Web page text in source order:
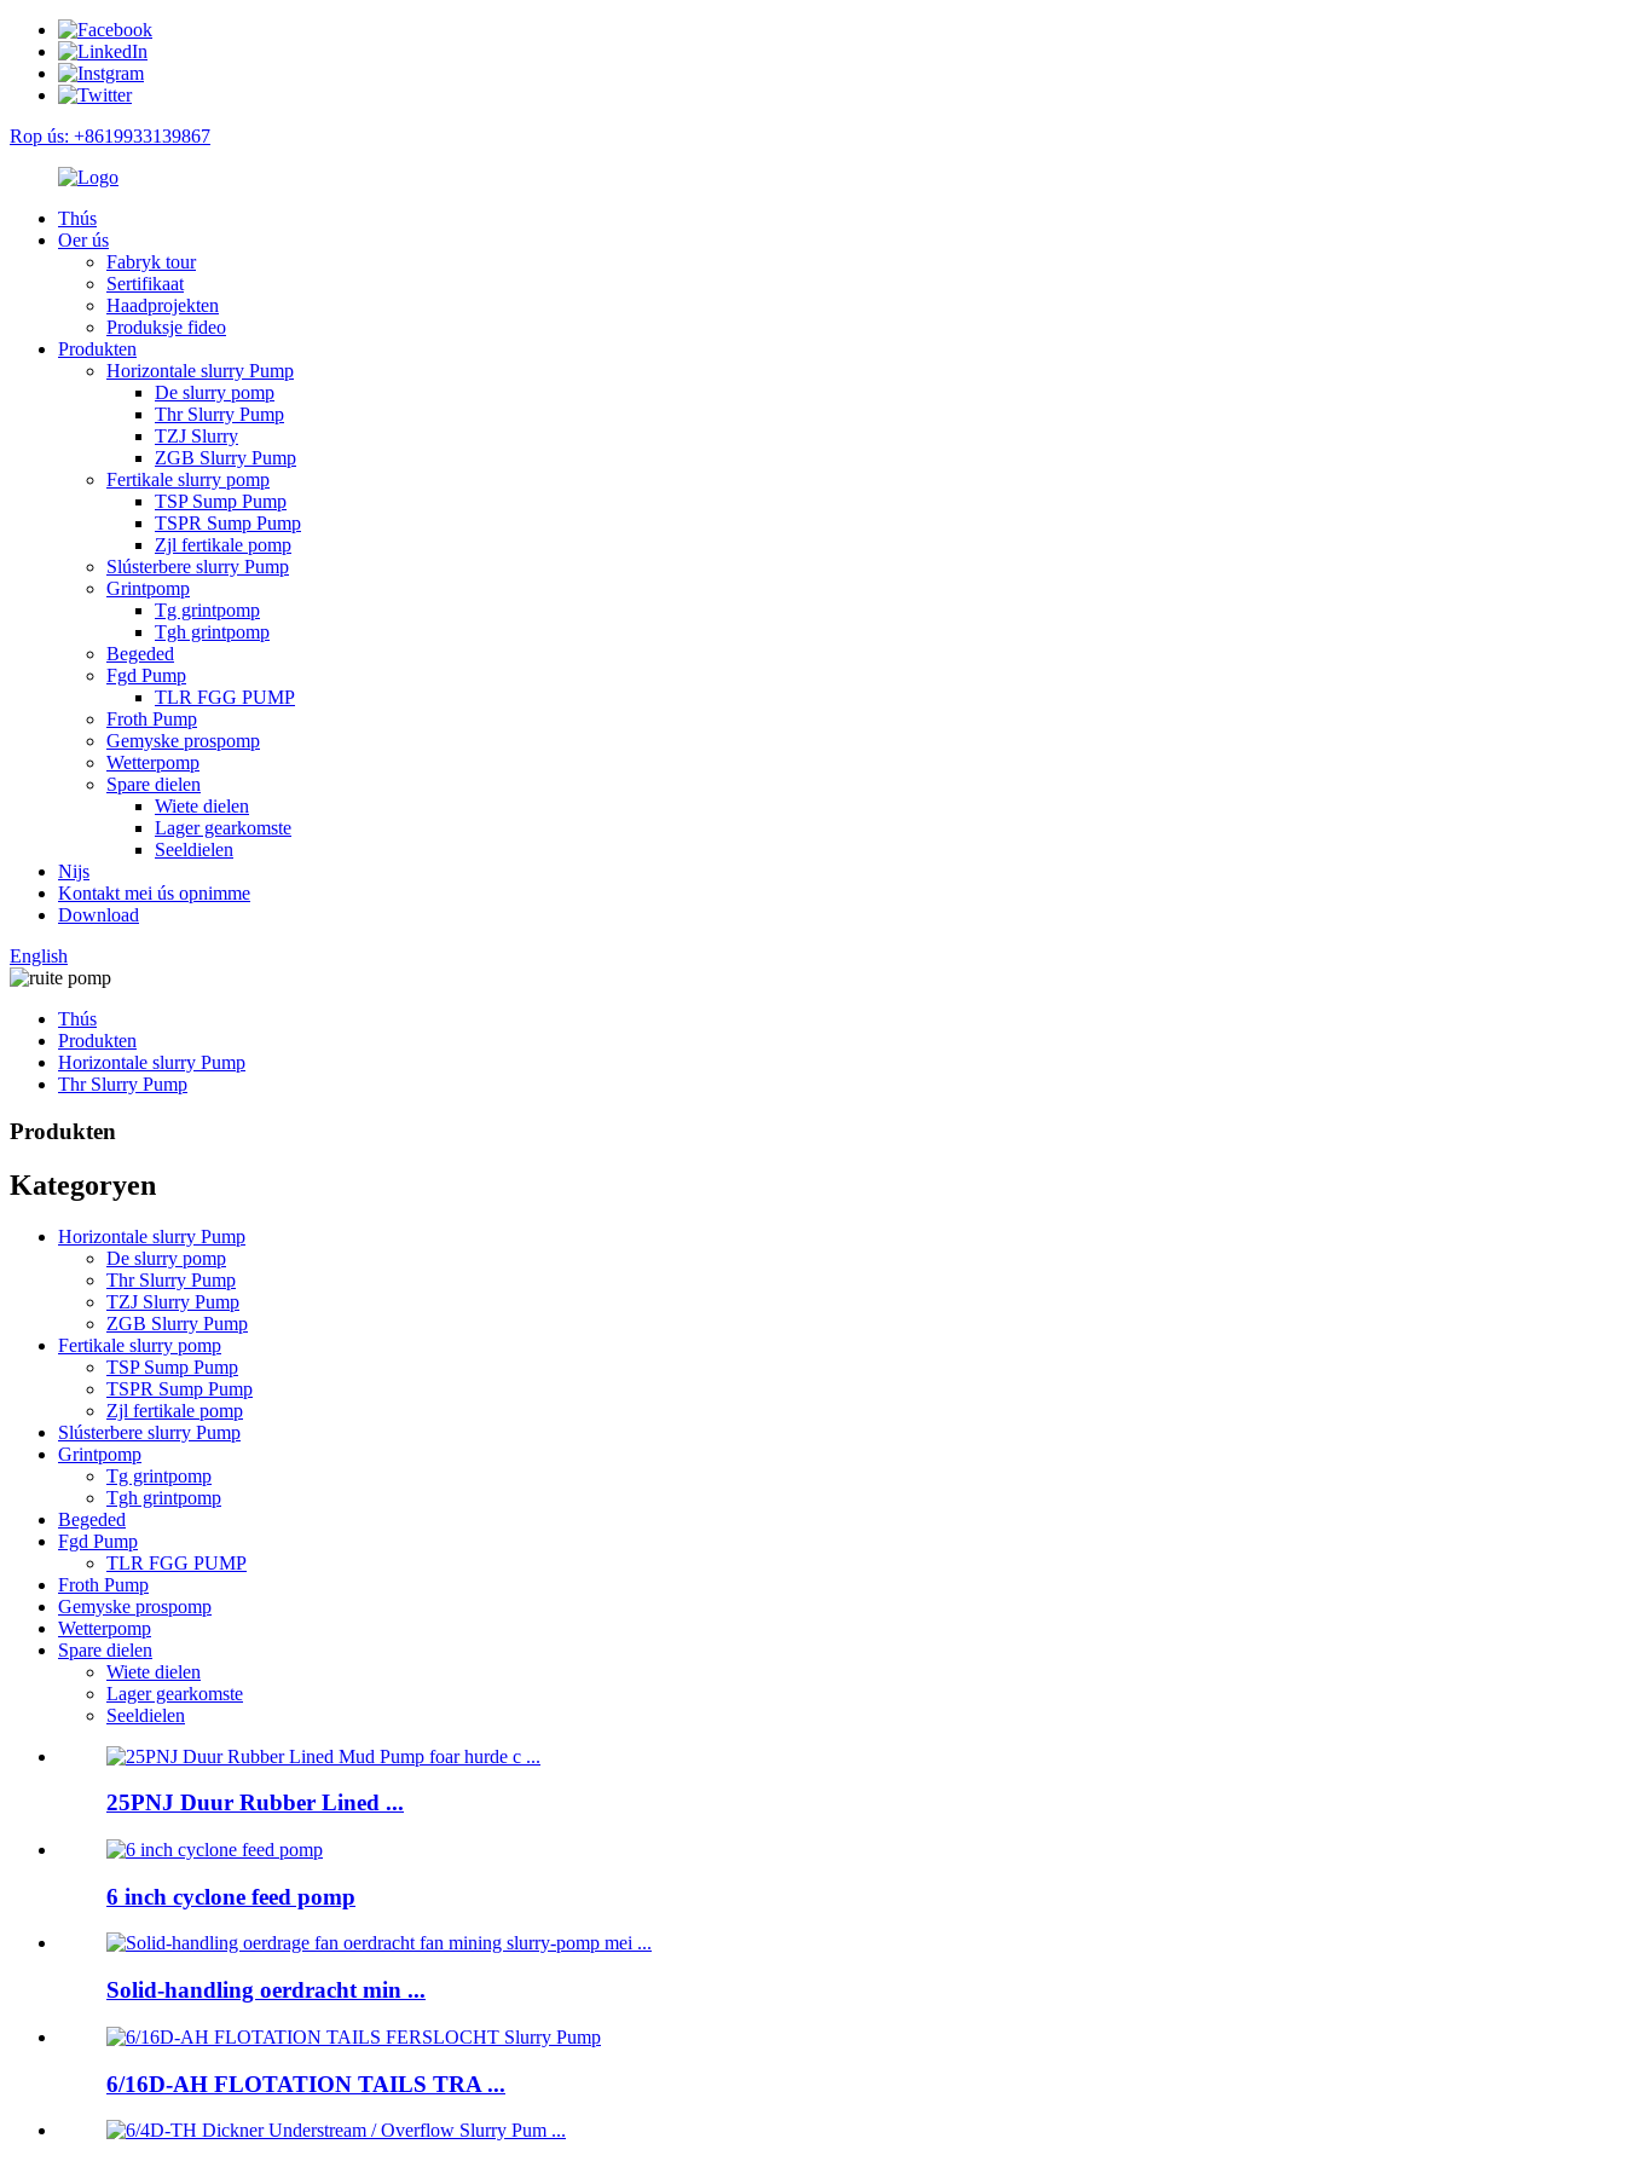
Rop ús: +8619933139867
Thús
Oer ús
Fabryk tour
Sertifikaat
Haadprojekten
Produksje fideo
Produkten
Horizontale slurry Pump
De slurry pomp
Thr Slurry Pump
TZJ Slurry
ZGB Slurry Pump
Fertikale slurry pomp
TSP Sump Pump
TSPR Sump Pump
Zjl fertikale pomp
Slústerbere slurry Pump
Grintpomp
Tg grintpomp
Tgh grintpomp
Begeded
Fgd Pump
TLR FGG PUMP
Froth Pump
Gemyske prospomp
Wetterpomp
Spare dielen
Wiete dielen
Lager gearkomste
Seeldielen
Nijs
Kontakt mei ús opnimme
Download
English
Thús
Produkten
Horizontale slurry Pump
Thr Slurry Pump
Produkten
Kategoryen
Horizontale slurry Pump
De slurry pomp
Thr Slurry Pump
TZJ Slurry Pump
ZGB Slurry Pump
Fertikale slurry pomp
TSP Sump Pump
TSPR Sump Pump
Zjl fertikale pomp
Slústerbere slurry Pump
Grintpomp
Tg grintpomp
Tgh grintpomp
Begeded
Fgd Pump
TLR FGG PUMP
Froth Pump
Gemyske prospomp
Wetterpomp
Spare dielen
Wiete dielen
Lager gearkomste
Seeldielen
25PNJ Duur Rubber Lined ...
6 inch cyclone feed pomp
Solid-handling oerdracht min ...
6/16D-AH FLOTATION TAILS TRA ...